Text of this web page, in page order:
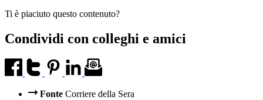
Ti è piaciuto questo contenuto?
Condividi con colleghi e amici
Fonte Corriere della Sera